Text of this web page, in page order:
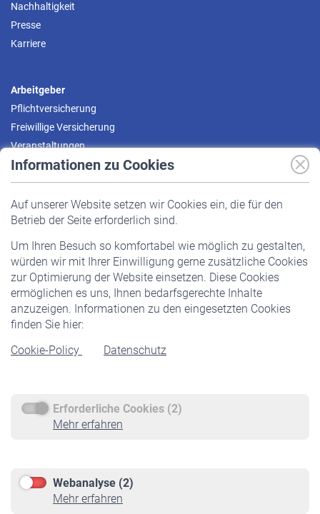
Informationen zu Cookies
Auf unserer Website setzen wir Cookies ein, die für den
Betrieb der Seite erforderlich sind.
Um Ihren Besuch so komfortabel wie möglich zu gestalten,
würden wir mit Ihrer Einwilligung gerne zusätzliche Cookies
zur Optimierung der Website einsetzen. Diese Cookies
ermöglichen es uns, Ihnen bedarfsgerechte Inhalte
anzuzeigen. Informationen zu den eingesetzten Cookies
finden Sie hier:
Cookie-Policy
Datenschutz
Erforderliche Cookies (2)
Mehr erfahren
Webanalyse (2)
Mehr erfahren
Nachhaltigkeit
Presse
Karriere
Arbeitgeber
Pflichtversicherung
Freiwillige Versicherung
Veranstaltungen
Pflichtversicherung
Staatliche Förderung
Veranstaltungen
Rentner
Rentenbeginn
Rente beantragen
Service
Informationen
Online-Rechner
VBLnewsletter